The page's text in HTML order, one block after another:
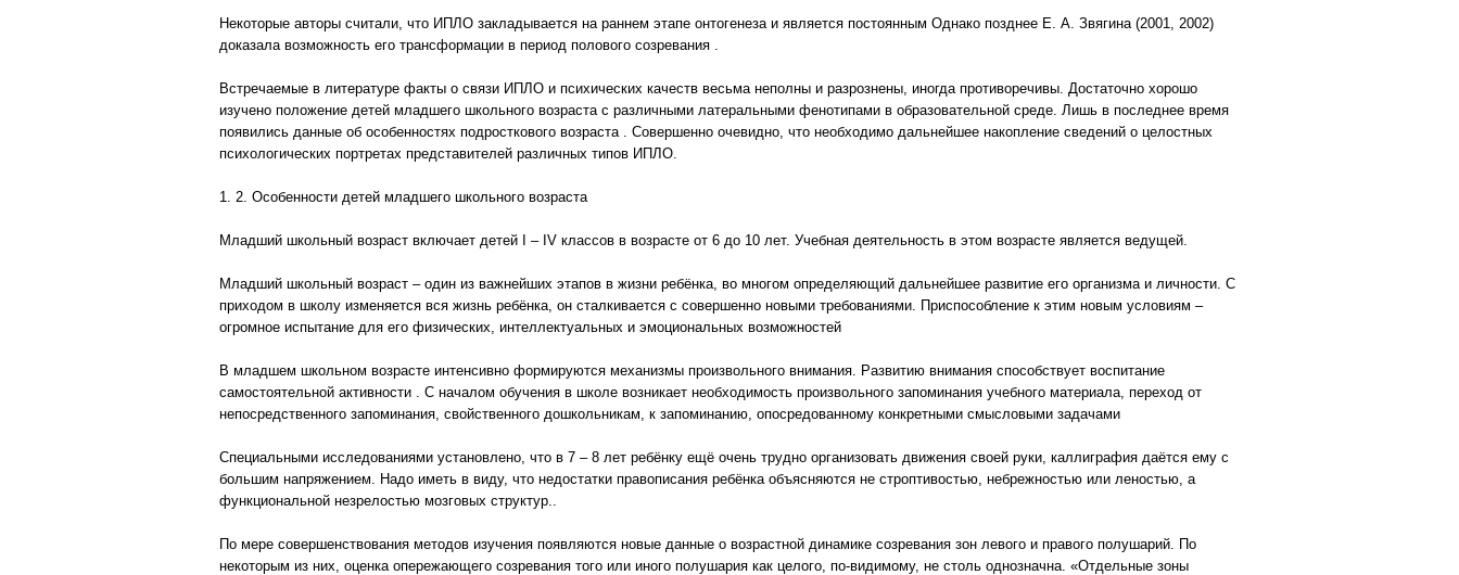
Некоторые авторы считали, что ИПЛО закладывается на раннем этапе онтогенеза и является постоянным Однако позднее Е. А. Звягина (2001, 2002)
доказала возможность его трансформации в период полового созревания .
Встречаемые в литературе факты о связи ИПЛО и психических качеств весьма неполны и разрознены, иногда противоречивы. Достаточно хорошо
изучено положение детей младшего школьного возраста с различными латеральными фенотипами в образовательной среде. Лишь в последнее время
появились данные об особенностях подросткового возраста . Совершенно очевидно, что необходимо дальнейшее накопление сведений о целостных
психологических портретах представителей различных типов ИПЛО.
1. 2. Особенности детей младшего школьного возраста
Младший школьный возраст включает детей I – IV классов в возрасте от 6 до 10 лет. Учебная деятельность в этом возрасте является ведущей.
Младший школьный возраст – один из важнейших этапов в жизни ребёнка, во многом определяющий дальнейшее развитие его организма и личности. С
приходом в школу изменяется вся жизнь ребёнка, он сталкивается с совершенно новыми требованиями. Приспособление к этим новым условиям –
огромное испытание для его физических, интеллектуальных и эмоциональных возможностей
В младшем школьном возрасте интенсивно формируются механизмы произвольного внимания. Развитию внимания способствует воспитание
самостоятельной активности . С началом обучения в школе возникает необходимость произвольного запоминания учебного материала, переход от
непосредственного запоминания, свойственного дошкольникам, к запоминанию, опосредованному конкретными смысловыми задачами
Специальными исследованиями установлено, что в 7 – 8 лет ребёнку ещё очень трудно организовать движения своей руки, каллиграфия даётся ему с
большим напряжением. Надо иметь в виду, что недостатки правописания ребёнка объясняются не строптивостью, небрежностью или леностью, а
функциональной незрелостью мозговых структур..
По мере совершенствования методов изучения появляются новые данные о возрастной динамике созревания зон левого и правого полушарий. По
некоторым из них, оценка опережающего созревания того или иного полушария как целого, по-видимому, не столь однозначна. «Отдельные зоны